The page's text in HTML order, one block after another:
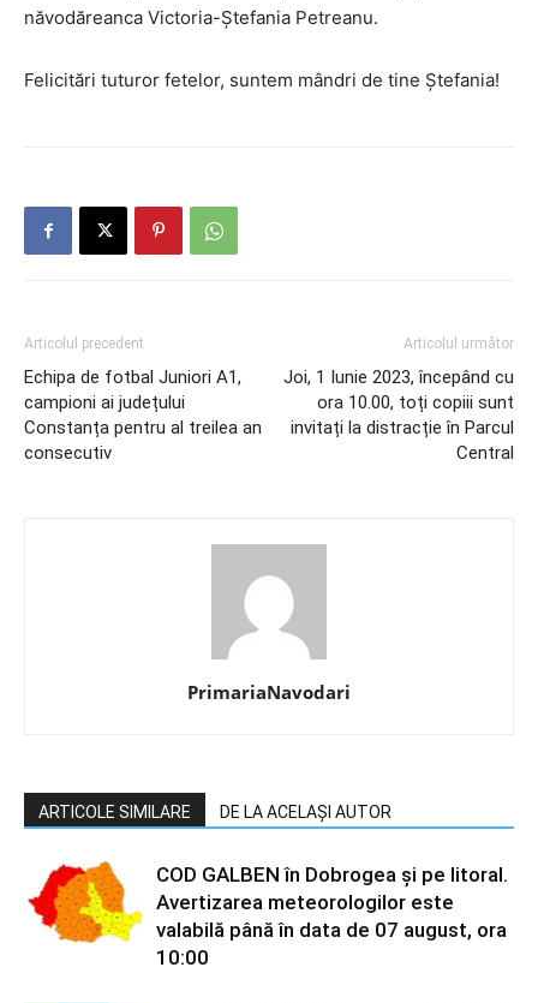
năvodăreanca Victoria-Ştefania Petreanu.
Felicitări tuturor fetelor, suntem mândri de tine Ștefania!
Articolul precedent
Echipa de fotbal Juniori A1,
campioni ai județului
Constanța pentru al treilea an
consecutiv
Articolul următor
Joi, 1 Iunie 2023, începând cu
ora 10.00, toți copiii sunt
invitați la distracție în Parcul
Central
PrimariaNavodari
ARTICOLE SIMILARE DE LA ACELAȘI AUTOR
COD GALBEN în Dobrogea și pe litoral.
Avertizarea meteorologilor este
valabilă până în data de 07 august, ora
10:00